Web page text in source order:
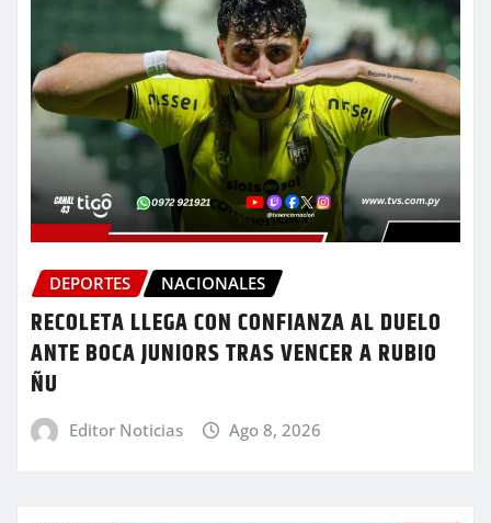
DEPORTES NACIONALES
RECOLETA LLEGA CON CONFIANZA AL DUELO
ANTE BOCA JUNIORS TRAS VENCER A RUBIO
ÑU
Editor Noticias Ago 8, 2026